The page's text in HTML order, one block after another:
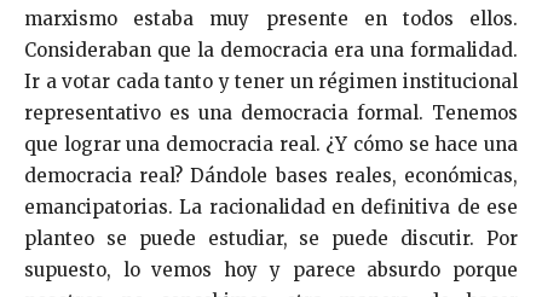
marxismo estaba muy presente en todos ellos.
Consideraban que la democracia era una formalidad.
Ir a votar cada tanto y tener un régimen institucional
representativo es una democracia formal. Tenemos
que lograr una democracia real. ¿Y cómo se hace una
democracia real? Dándole bases reales, económicas,
emancipatorias. La racionalidad en definitiva de ese
planteo se puede estudiar, se puede discutir. Por
supuesto, lo vemos hoy y parece absurdo porque